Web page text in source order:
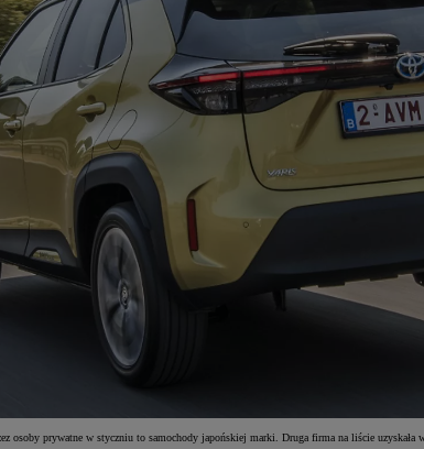
prywatne w styczniu to samochody japońskiej marki. Druga firma na liście uzyskała